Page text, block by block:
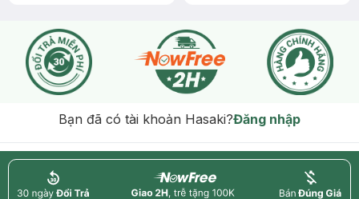
Bạn đã có tài khoản Hasaki?Đăng nhập